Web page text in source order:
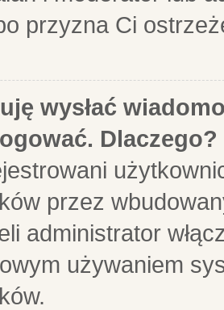
przyzna Ci
wysłać
Dlaczego?
przez
administrator
używaniem